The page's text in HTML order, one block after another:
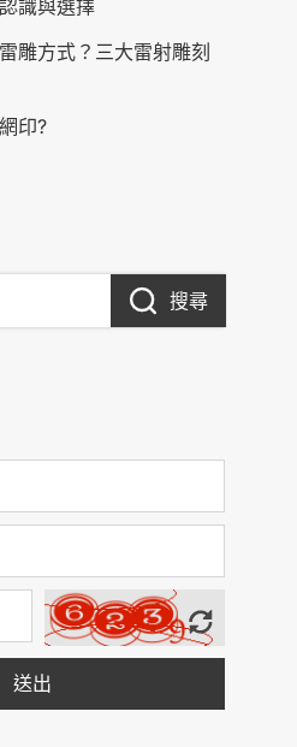
識與選擇
雕方式？三大雷射雕刻
印?
搜尋
送出